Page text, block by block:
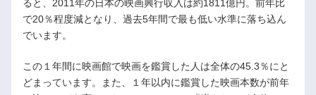
ると、2011年の日本の映画興行収入は約1811億円。前年比
で20％程度減となり、過去5年間で最も低い水準に落ち込ん
でいます。
この１年間に映画館で映画を鑑賞した人は全体の45.3％にと
どまっています。また、１年以内に鑑賞した映画本数が前年